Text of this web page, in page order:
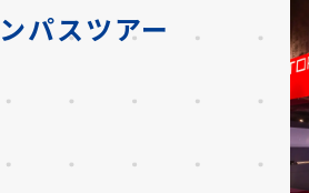
パスツアー